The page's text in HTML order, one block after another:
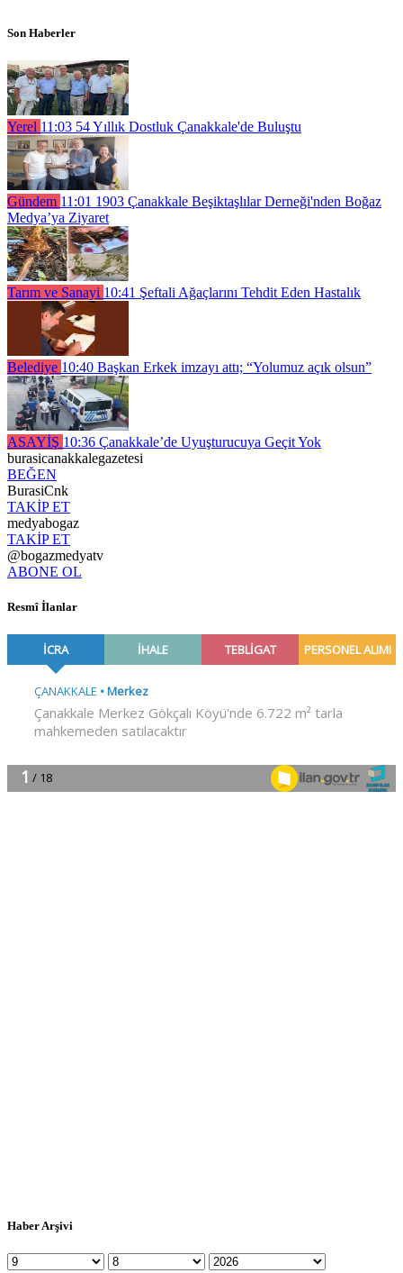
Son Haberler
Yerel 11:03 54 Yıllık Dostluk Çanakkale'de Buluştu
Gündem 11:01 1903 Çanakkale Beşiktaşlılar Derneği'nden Boğaz
Medya’ya Ziyaret
Tarım ve Sanayi 10:41 Şeftali Ağaçlarını Tehdit Eden Hastalık
Belediye 10:40 Başkan Erkek imzayı attı; “Yolumuz açık olsun”
ASAYİŞ 10:36 Çanakkale’de Uyuşturucuya Geçit Yok
burasicanakkalegazetesi
BEĞEN
BurasiCnk
TAKİP ET
medyabogaz
TAKİP ET
@bogazmedyatv
ABONE OL
Resmî İlanlar
Haber Arşivi